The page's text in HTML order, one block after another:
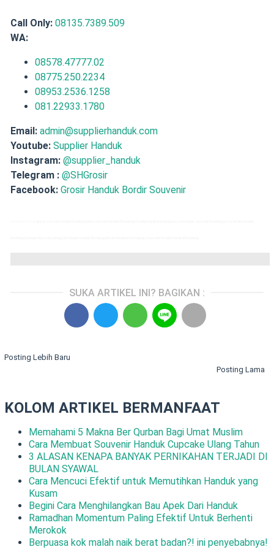
Call Only: 08135.7389.509
WA:
08578.47777.02
08775.250.2234
08953.2536.1258
081.22933.1780
Email: admin@supplierhanduk.com
Youtube: Supplier Handuk
Instagram: @supplier_handuk
Telegram : @SHGrosir
Facebook: Grosir Handuk Bordir Souvenir
SUKA ARTIKEL INI? BAGIKAN :
Posting Lebih Baru
Posting Lama
KOLOM ARTIKEL BERMANFAAT
Memahami 5 Makna Ber Qurban Bagi Umat Muslim
Cara Membuat Souvenir Handuk Cupcake Ulang Tahun
3 ALASAN KENAPA BANYAK PERNIKAHAN TERJADI DI
BULAN SYAWAL
Cara Mencuci Efektif untuk Memutihkan Handuk yang
Kusam
Begini Cara Menghilangkan Bau Apek Dari Handuk
Ramadhan Momentum Paling Efektif Untuk Berhenti
Merokok
Berpuasa kok malah naik berat badan?! ini penyebabnya!